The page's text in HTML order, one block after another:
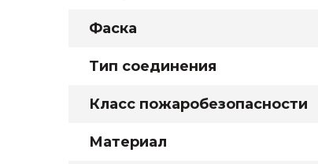
Фаска
Тип соединения
Класс пожаробезопасности
Материал